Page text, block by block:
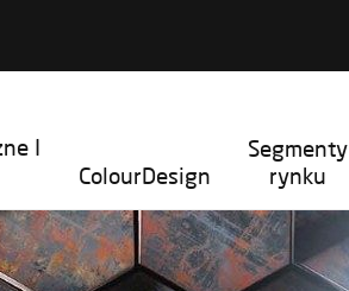
I
ColourDesign
Segmenty
rynku